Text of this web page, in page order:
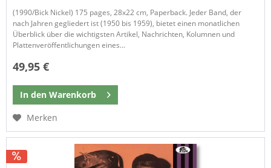
(1990/Bick Nickel) 175 pages, 28x22 cm, Paperback. Jeder Band, der
nach Jahren gegliedert ist (1950 bis 1959), bietet einen monatlichen
Überblick über die wichtigsten Artikel, Nachrichten, Kolumnen und
Plattenveröffentlichungen eines...
49,95 €
In den Warenkorb
Merken